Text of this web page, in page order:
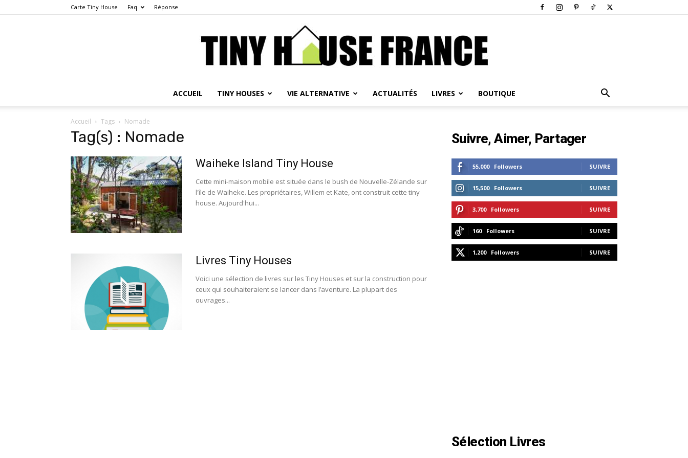
Carte Tiny House Faq Réponse
ACCUEIL TINY HOUSES VIE ALTERNATIVE ACTUALITÉS LIVRES BOUTIQUE
Accueil Tags Nomade
Tag(s) : Nomade
Waiheke Island Tiny House
Cette mini-maison mobile est située dans le bush de Nouvelle-Zélande sur
l'île de Waiheke. Les propriétaires, Willem et Kate, ont construit cette tiny
house. Aujourd'hui...
Livres Tiny Houses
Voici une sélection de livres sur les Tiny Houses et sur la construction pour
ceux qui souhaiteraient se lancer dans l’aventure. La plupart des
ouvrages...
Suivre, Aimer, Partager
55,000 Followers SUIVRE
15,500 Followers SUIVRE
3,700 Followers SUIVRE
160 Followers SUIVRE
1,200 Followers SUIVRE
Sélection Livres